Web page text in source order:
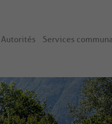
Autorités Services